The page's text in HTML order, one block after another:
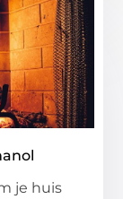
je huis